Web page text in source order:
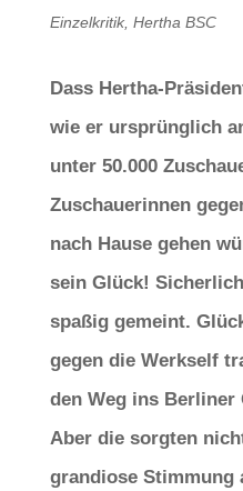
Einzelkritik, Hertha BSC
Dass Hertha-
wie er ursprünglich
unter 50.000
Zuschauerinnen
nach Hause gehen
sein Glück!
spaßig gemeint.
gegen die Werkself
den Weg ins Berliner
Aber die sorgten
grandiose Stimmung